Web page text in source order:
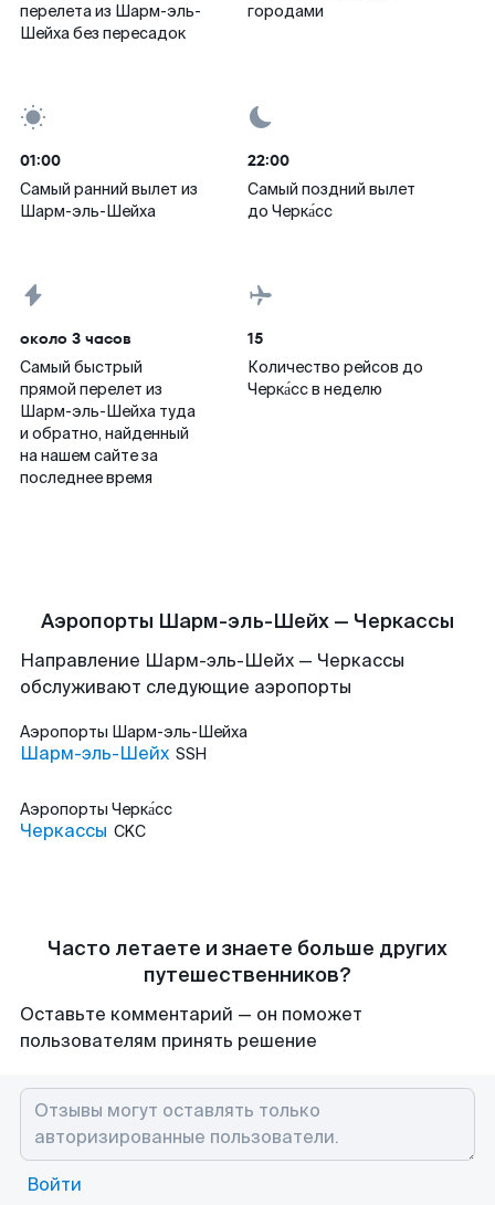
перелета из Шарм-эль-
Шейха без пересадок
городами
01:00
Самый ранний вылет из
Шарм-эль-Шейха
22:00
Самый поздний вылет
до Черка́сс
около 3 часов
Самый быстрый
прямой перелет из
Шарм-эль-Шейха туда
и обратно, найденный
на нашем сайте за
последнее время
15
Количество рейсов до
Черка́сс в неделю
Аэропорты Шарм-эль-Шейх — Черкассы
Направление Шарм-эль-Шейх — Черкассы
обслуживают следующие аэропорты
Аэропорты Шарм-эль-Шейха
Шарм-эль-Шейх SSH
Аэропорты Черка́сс
Черкассы CKC
Часто летаете и знаете больше других
путешественников?
Оставьте комментарий — он поможет
пользователям принять решение
Войти